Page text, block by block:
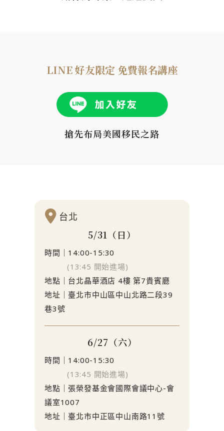
LINE 好友限定 免費報名講座
搶先布局美國移民之路
台北
5/31（日）
時間｜14:00-15:30
(13:45 開始進場)
地點｜台北晶華酒店 4樓 第7貴賓廳
地址｜臺北市中山區中山北路二段39
巷3號
6/27（六）
時間｜14:00-15:30
(13:45 開始進場)
地點｜張榮發基金會國際會議中心-會
議室1007
地址｜臺北市中正區中山南路11號